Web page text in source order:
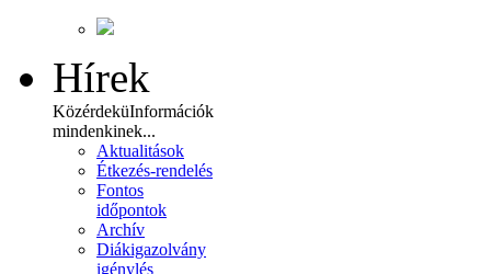
Hírek
KözérdeküInformációk
mindenkinek...
Aktualitások
Étkezés-rendelés
Fontos
időpontok
Archív
Diákigazolvány
igénylés